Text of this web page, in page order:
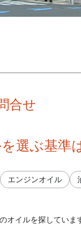
合せ
選ぶ基準
エンジンオイル
オイルを探していま